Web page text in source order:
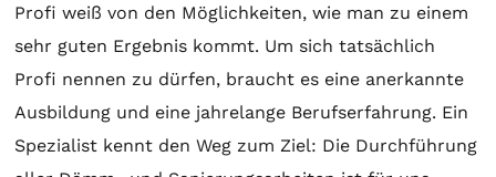
Profi weiß von den Möglichkeiten, wie man zu einem
sehr guten Ergebnis kommt. Um sich tatsächlich
Profi nennen zu dürfen, braucht es eine anerkannte
Ausbildung und eine jahrelange Berufserfahrung. Ein
Spezialist kennt den Weg zum Ziel: Die Durchführung